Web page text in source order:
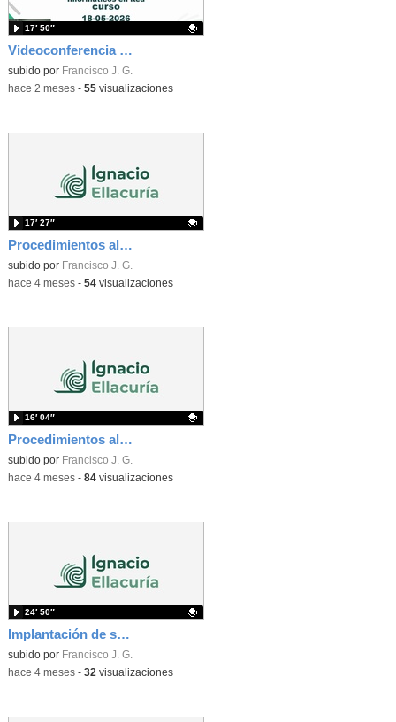
Videoconferencia Información Examenes Ellacuria
Contenido educativo.
subido por Francisco J. G.
17′ 50″
-hace 2 meses- 55visualizaciones
Procedimientos almacenados y triggers. Vídeo 2
Contenido educativo.
subido por Francisco J. G.
17′ 27″
-hace 4 meses- 54visualizaciones
Procedimientos almacenados y triggers. Vídeo 1
Contenido educativo.
subido por Francisco J. G.
16′ 04″
-hace 4 meses- 84visualizaciones
Implantación de soluciones de alta disponibilidad. Vídeo 1
Contenido educativo.
subido por Francisco J. G.
24′ 50″
-hace 4 meses- 32 visualizaciones